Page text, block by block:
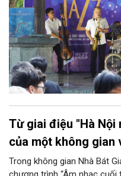
Từ giai điệu "Hà Nội
của một không gian
Trong không gian Nhà Bát